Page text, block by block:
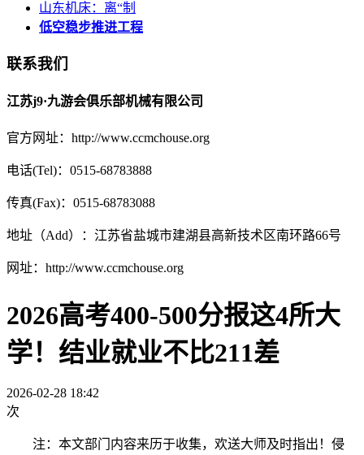
山东机床：离“制
低空稳步推进工程
联系我们
江苏j9·九游会俱乐部机械有限公司
官方网址：http://www.ccmchouse.org
电话(Tel)：0515-68783888
传真(Fax)：0515-68783088
地址（Add）：江苏省盐城市建湖县高新技术区南环路66号
网址：http://www.ccmchouse.org
2026高考400-500分报这4所大
学！结业就业不比211差
2026-02-28 18:42
次
注：本文部门内容来历于收集，欢送大师及时指出！侵